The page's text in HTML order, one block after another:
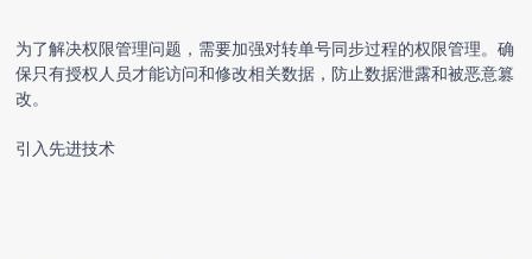
为了解决权限管理问题，需要加强对转单号同步过程的权限管理。确
保只有授权人员才能访问和修改相关数据，防止数据泄露和被恶意篡
改。
引入先进技术